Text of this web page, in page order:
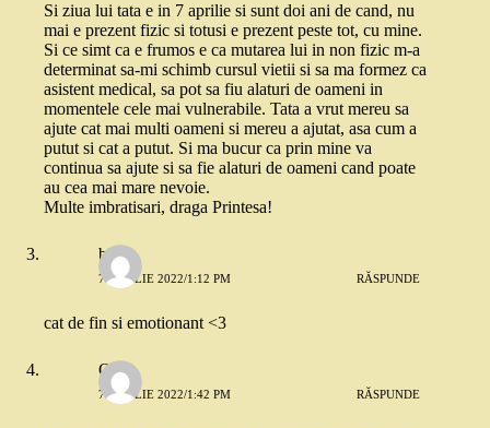
Si ziua lui tata e in 7 aprilie si sunt doi ani de cand, nu
mai e prezent fizic si totusi e prezent peste tot, cu mine.
Si ce simt ca e frumos e ca mutarea lui in non fizic m-a
determinat sa-mi schimb cursul vietii si sa ma formez ca
asistent medical, sa pot sa fiu alaturi de oameni in
momentele cele mai vulnerabile. Tata a vrut mereu sa
ajute cat mai multi oameni si mereu a ajutat, asa cum a
putut si cat a putut. Si ma bucur ca prin mine va
continua sa ajute si sa fie alaturi de oameni cand poate
au cea mai mare nevoie.
Multe imbratisari, draga Printesa!
bia
7 APRILIE 2022/1:12 PM RĂSPUNDE
cat de fin si emotionant <3
Oana
7 APRILIE 2022/1:42 PM RĂSPUNDE